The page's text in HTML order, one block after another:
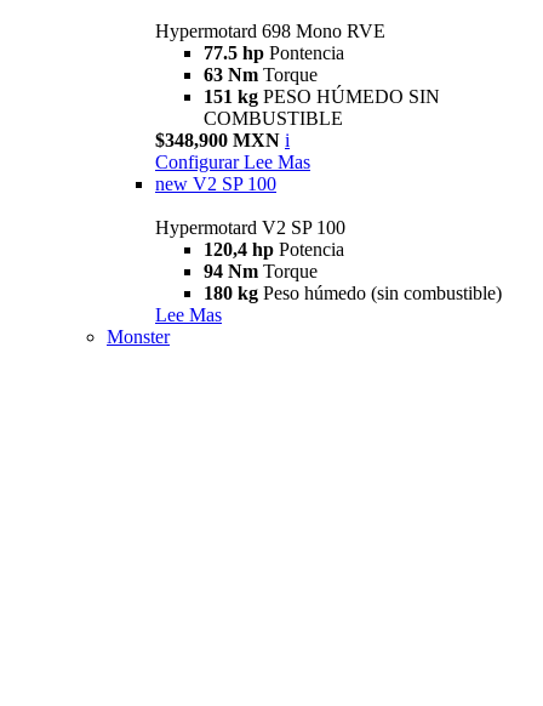
Hypermotard 698 Mono RVE
77.5 hp Pontencia
63 Nm Torque
151 kg PESO HÚMEDO SIN
COMBUSTIBLE
$348,900 MXN i
Configurar Lee Mas
new V2 SP 100
Hypermotard V2 SP 100
120,4 hp Potencia
94 Nm Torque
180 kg Peso húmedo (sin combustible)
Lee Mas
Monster